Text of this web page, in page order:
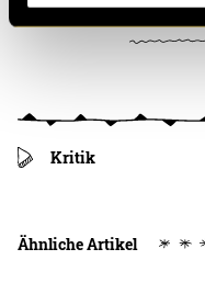
Kritik
Ähnliche Artikel